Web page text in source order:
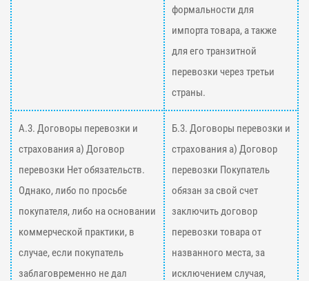
формальности для
импорта товара, а также
для его транзитной
перевозки через третьи
страны.
А.3. Договоры перевозки и
страхования а) Договор
перевозки Нет обязательств.
Однако, либо по просьбе
покупателя, либо на основании
коммерческой практики, в
случае, если покупатель
заблаговременно не дал
Б.3. Договоры перевозки и
страхования а) Договор
перевозки Покупатель
обязан за свой счет
заключить договор
перевозки товара от
названного места, за
исключением случая,